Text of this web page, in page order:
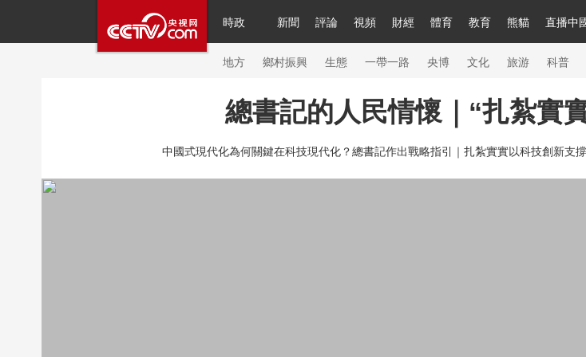
時政 新聞 評論 視頻 財經 體育 教育 熊貓 直播中
人民領袖習近平 聯播+ 中國領導人 央視快評 習式妙語 熱解
直播 片庫 欄目大全 節目單 聽音 微視頻 主持人 下載
簡體 海外頻道 iPanda English Монгол
地方 鄉村振興 生態 一帶一路 央博 文化 旅游 科普
網絡春晚 共産黨員網 秧紀錄 紀錄片網 國家大劇院 大型活動
新聞 國內 國際 評論 經濟 軍事 科技 法治 文娛 人物 公益 圖
總書記的人民情懷｜“扎紮實
中國式現代化為何關鍵在科技現代化？總書記作出戰略指引｜ 扎紮實實以科技創新支